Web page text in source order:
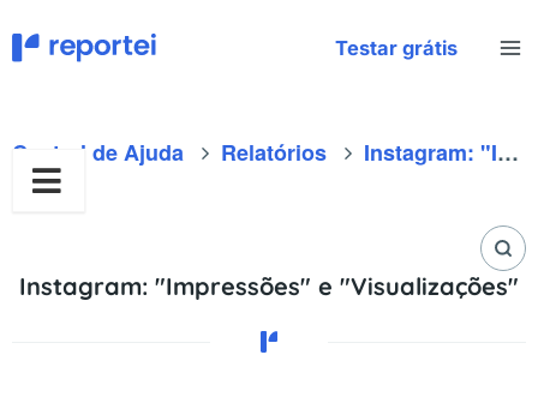
para
Testar grátis
Central de Ajuda Relatórios Instagram: "Impressões" e "Visualizações"
Instagram: "Impressões" e "Visualizações"